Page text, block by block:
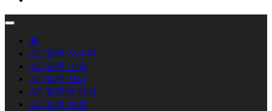
홈
AC 밀란 선수단
AC 밀란 소식
AC 밀란 코너
AC 밀란의 역사
AC 밀란 영상